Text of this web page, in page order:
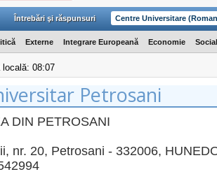
Întrebări şi răspunsuri Centre Universitare
Externe Integrare Europeană Economie Social
locală: 08:07
Petrosani
DIN PETROSANI
nr. 20, Petrosani - 332006,